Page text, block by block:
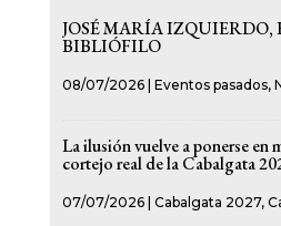
JOSÉ MARÍA IZQUIERDO,
BIBLIÓFILO
08/07/2026| Eventos pasados,
La ilusión vuelve a ponerse en
cortejo real de la Cabalgata
07/07/2026| Cabalgata 2027,